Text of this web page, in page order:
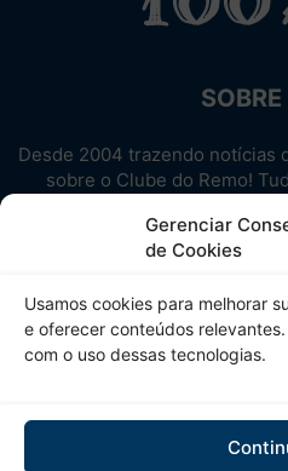
Gerenciar
de Cookies
Usamos cookies para melhorar
e oferecer conteúdos
com o uso dessas tecnologias.
Desde 2004 trazendo notícias
sobre o Clube do Remo!
Aproveite! Site
SIGA-